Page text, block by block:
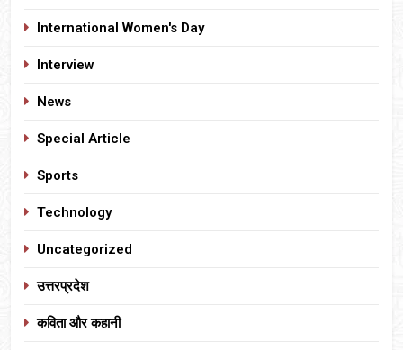
International Women's Day
Interview
News
Special Article
Sports
Technology
Uncategorized
उत्तरप्रदेश
कविता और कहानी